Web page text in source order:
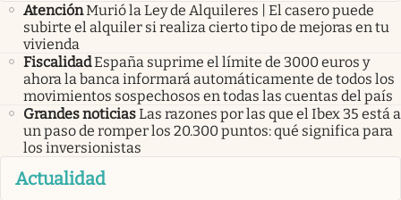
AtenciónMurió la Ley de Alquileres | El casero puede
subirte el alquiler si realiza cierto tipo de mejoras en tu
vivienda
FiscalidadEspaña suprime el límite de 3000 euros y
ahora la banca informará automáticamente de todos los
movimientos sospechosos en todas las cuentas del país
Grandes noticiasLas razones por las que el Ibex 35 está a
un paso de romper los 20.300 puntos: qué significa para
los inversionistas
Actualidad